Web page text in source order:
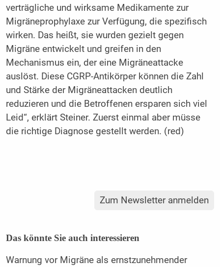
verträgliche und wirksame Medikamente zur
Migräneprophylaxe zur Verfügung, die spezifisch
wirken. Das heißt, sie wurden gezielt gegen
Migräne entwickelt und greifen in den
Mechanismus ein, der eine Migräneattacke
auslöst. Diese CGRP-Antikörper können die Zahl
und Stärke der Migräneattacken deutlich
reduzieren und die Betroffenen ersparen sich viel
Leid“, erklärt Steiner. Zuerst einmal aber müsse
die richtige Diagnose gestellt werden. (red)
Zum Newsletter anmelden
Das könnte Sie auch interessieren
Warnung vor Migräne als ernstzunehmender